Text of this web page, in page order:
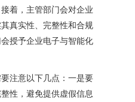
着，主管部门会对企业
真实性、完整性和合规
授予企业电子与智能化
注意以下几点：一是要
性，避免提供虚假信息